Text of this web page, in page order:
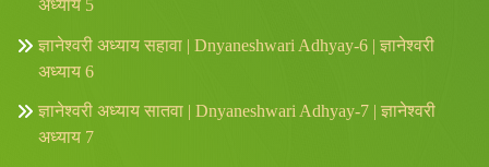
अध्याय 5
ज्ञानेश्वरी अध्याय सहावा | Dnyaneshwari Adhyay-6 | ज्ञानेश्वरी
अध्याय 6
ज्ञानेश्वरी अध्याय सातवा | Dnyaneshwari Adhyay-7 | ज्ञानेश्वरी
अध्याय 7